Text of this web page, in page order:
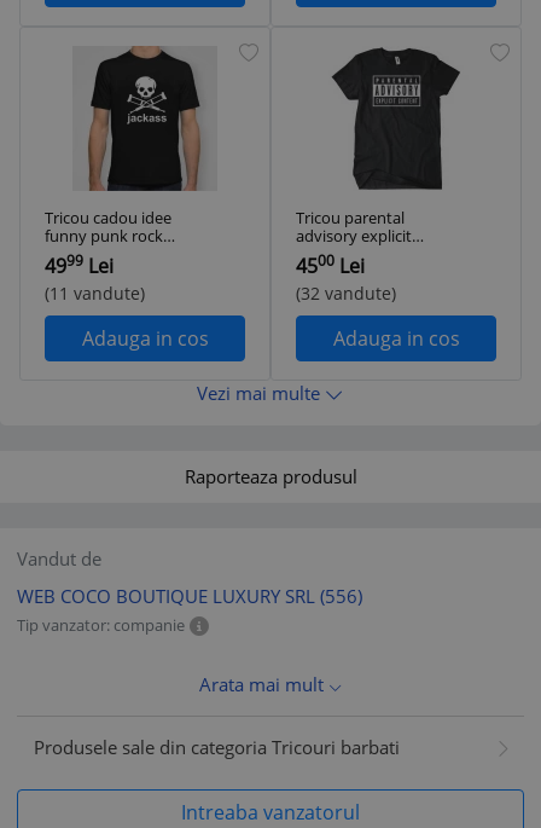
Tricou cadou idee
funny punk rock
hipster jackass
Johnny Knoxville
4999 Lei
(11 vandute)
Adauga in cos
Tricou parental
advisory explicit
content cadou
funny
4500 Lei
(32 vandute)
Adauga in cos
Vezi mai multe
Raporteaza produsul
Vandut de
WEB COCO BOUTIQUE LUXURY SRL (556)
Tip vanzator: companie
Arata mai mult
Produsele sale din categoria Tricouri barbati
Intreaba vanzatorul